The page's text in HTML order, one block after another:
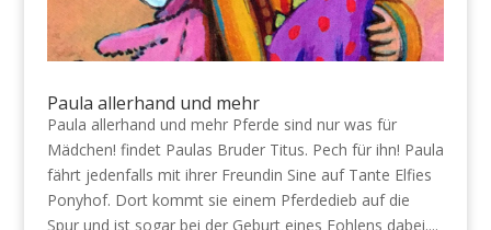
Paula allerhand und mehr
Paula allerhand und mehr Pferde sind nur was für
Mädchen! findet Paulas Bruder Titus. Pech für ihn! Paula
fährt jedenfalls mit ihrer Freundin Sine auf Tante Elfies
Ponyhof. Dort kommt sie einem Pferdedieb auf die
Spur und ist sogar bei der Geburt eines Fohlens dabei....